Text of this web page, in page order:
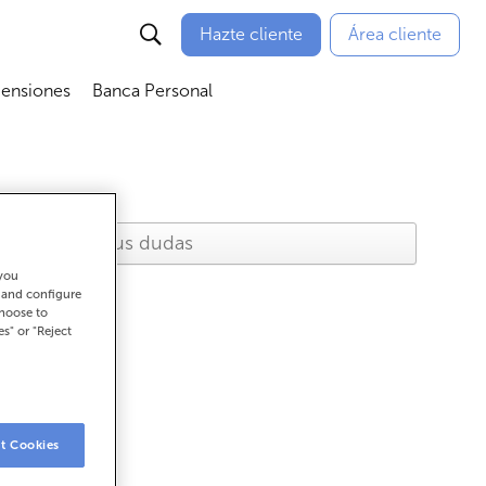
Hazte cliente Área cliente
Abrir submenú
Banca Personal
configure
to
or "Reject
Cookies